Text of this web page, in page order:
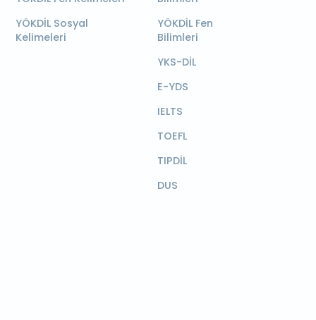
YÖKDİL Sosyal
Kelimeleri
YÖKDİL Fen
Bilimleri
YKS-DİL
E-YDS
IELTS
TOEFL
TIPDİL
DUS